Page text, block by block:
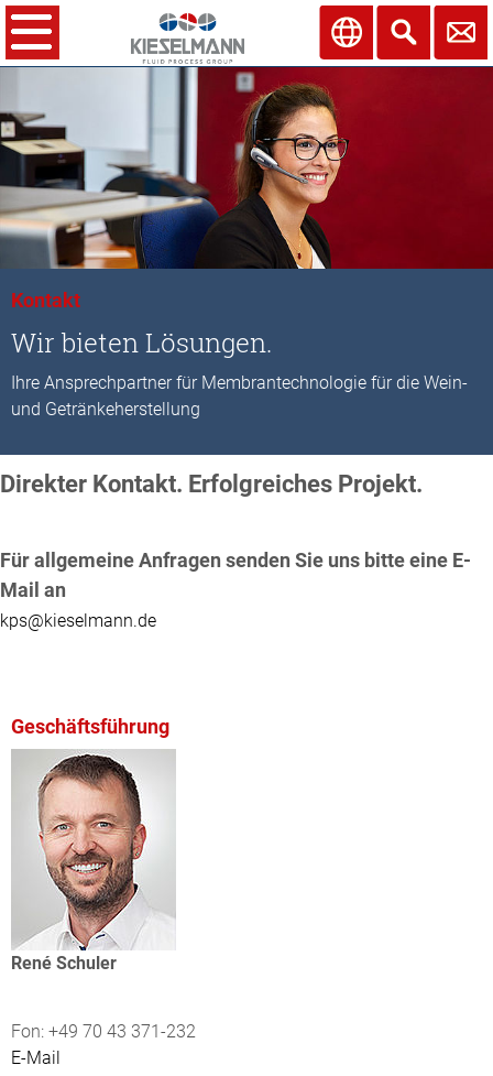
Kontakt
Wir bieten Lösungen.
Ihre Ansprechpartner für Membrantechnologie für die Wein-
und Getränkeherstellung
Direkter Kontakt. Erfolgreiches Projekt.
Für allgemeine Anfragen senden Sie uns bitte eine E-
Mail an
kps@kieselmann.de
Geschäftsführung
René Schuler
Fon: +49 70 43 371-232
E-Mail